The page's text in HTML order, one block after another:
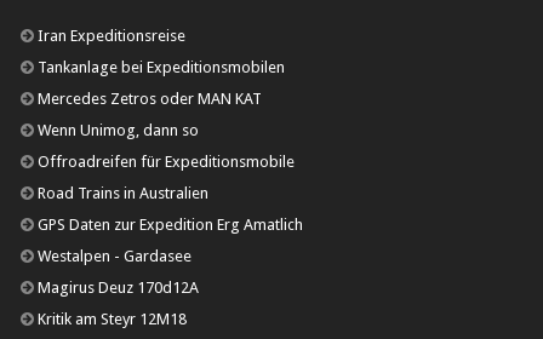
Iran Expeditionsreise
Tankanlage bei Expeditionsmobilen
Mercedes Zetros oder MAN KAT
Wenn Unimog, dann so
Offroadreifen für Expeditionsmobile
Road Trains in Australien
GPS Daten zur Expedition Erg Amatlich
Westalpen - Gardasee
Magirus Deuz 170d12A
Kritik am Steyr 12M18